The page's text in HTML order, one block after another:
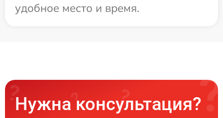
удобное место и время.
Нужна консультация?